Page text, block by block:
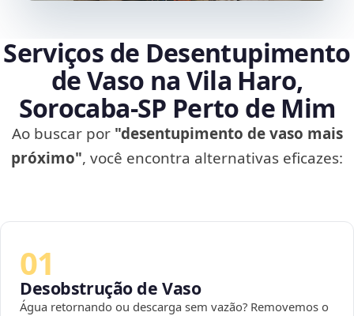
Serviços de Desentupimento
de Vaso na Vila Haro,
Sorocaba‑SP Perto de Mim
Ao buscar por "desentupimento de vaso mais
próximo", você encontra alternativas eficazes:
01
Desobstrução de Vaso
Água retornando ou descarga sem vazão? Removemos o